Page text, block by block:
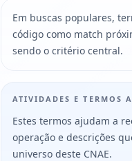
Em buscas populares,
código como match
sendo o critério central.
ATIVIDADES E TERMOS
Estes termos ajudam a
operação e descrições
universo deste CNAE.